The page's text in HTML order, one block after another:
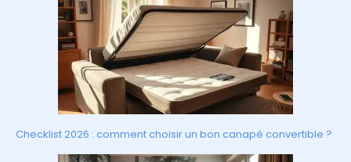
Checklist 2026 : comment choisir un bon canapé convertible ?